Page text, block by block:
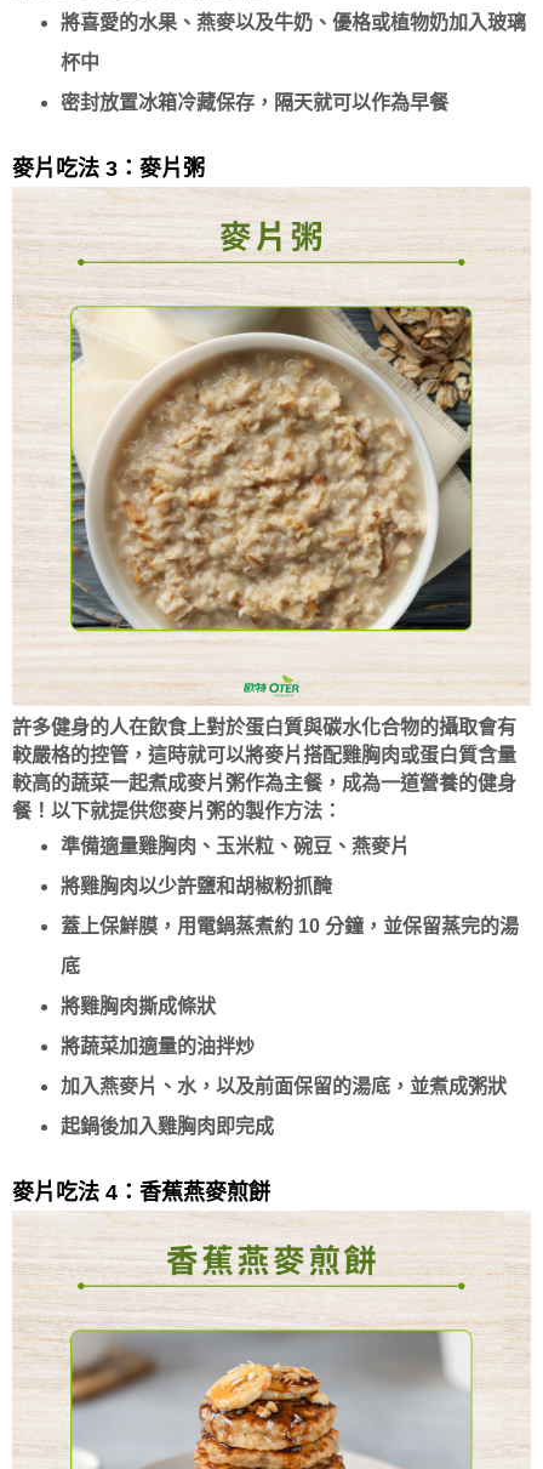
將喜愛的水果、燕麥以及牛奶、優格或植物奶加入玻璃
杯中
密封放置冰箱冷藏保存，隔天就可以作為早餐
麥片吃法 3：麥片粥
許多健身的人在飲食上對於蛋白質與碳水化合物的攝取會有
較嚴格的控管，這時就可以將麥片搭配雞胸肉或蛋白質含量
較高的蔬菜一起煮成麥片粥作為主餐，成為一道營養的健身
餐！以下就提供您麥片粥的製作方法：
準備適量雞胸肉、玉米粒、碗豆、燕麥片
將雞胸肉以少許鹽和胡椒粉抓醃
蓋上保鮮膜，用電鍋蒸煮約 10 分鐘，並保留蒸完的湯
底
將雞胸肉撕成條狀
將蔬菜加適量的油拌炒
加入燕麥片、水，以及前面保留的湯底，並煮成粥狀
起鍋後加入雞胸肉即完成
麥片吃法 4：香蕉燕麥煎餅